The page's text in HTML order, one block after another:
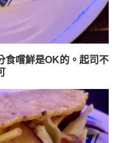
食嚐鮮是OK的。起司不